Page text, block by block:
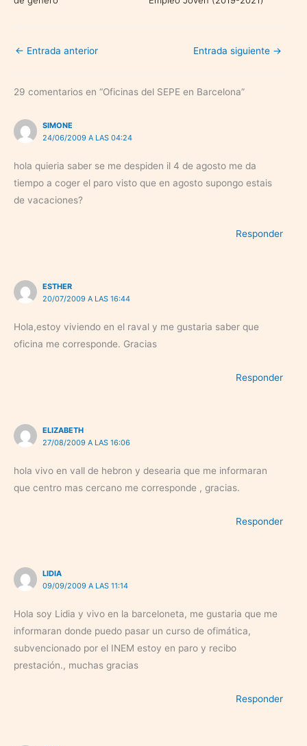
← Entrada anterior Entrada siguiente →
29 comentarios en “Oficinas del SEPE en Barcelona”
SIMONE
24/06/2009 A LAS 04:24
hola quieria saber se me despiden il 4 de agosto me da
tiempo a coger el paro visto que en agosto supongo estais
de vacaciones?
Responder
ESTHER
20/07/2009 A LAS 16:44
Hola,estoy viviendo en el raval y me gustaria saber que
oficina me corresponde. Gracias
Responder
ELIZABETH
27/08/2009 A LAS 16:06
hola vivo en vall de hebron y desearia que me informaran
que centro mas cercano me corresponde , gracias.
Responder
LIDIA
09/09/2009 A LAS 11:14
Hola soy Lidia y vivo en la barceloneta, me gustaria que me
informaran donde puedo pasar un curso de ofimática,
subvencionado por el INEM estoy en paro y recibo
prestación., muchas gracias
Responder